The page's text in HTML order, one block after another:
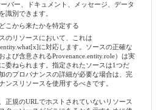
バー、ドキュメント、メッセージ、データ
識別できます。
こから来たかを特定する
のリソースにおいて、これは
に対応します。ソースの正確な
よび含意されるProvenance.entity.role）は実
委ねられます。指定されたソースは1つだ
のプロバナンスの詳細が必要な場合は、完
ンスリソースを使用するべきです。
正規のURLでホストされていないリソース